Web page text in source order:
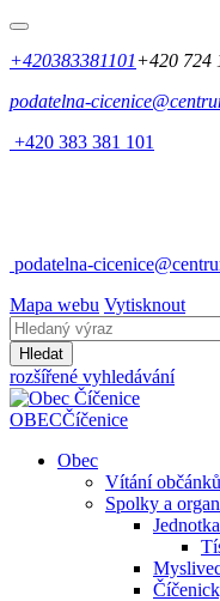
+420383381101+420 724
podatelna-
+420 383 381 101
podatelna-
Mapa webu Vytisknout
Hledat
rozšířené vyhledávání
OBECČíčenice
Obec
Vítání občánků
Spolky a